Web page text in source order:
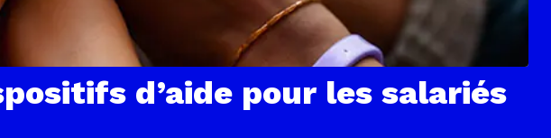
d’aide pour les salariés